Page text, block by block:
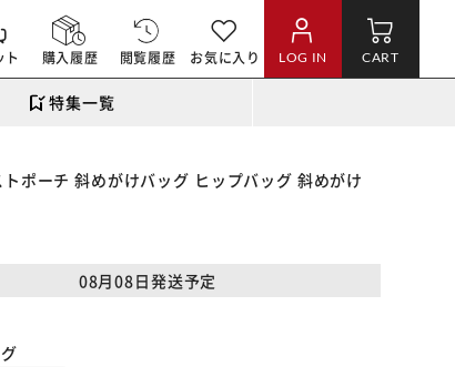
ト 購入履歴 閲覧履歴 お気に入り LOG IN CART
特集一覧
ポーチ 斜めがけバッグ ヒップバッグ 斜めがけ
08月08日発送予定